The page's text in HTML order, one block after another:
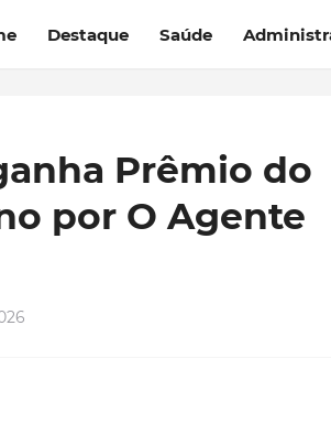
Destaque Saúde
Prêmio do
por O Agente